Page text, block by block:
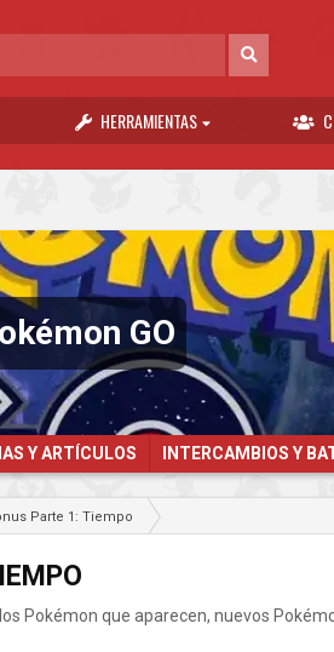
HERRAMIENTAS
GO
Y ARTÍCULOS INTERCAMBIOS Y
Parte 1: Tiempo
Pokémon que aparecen, nuevos